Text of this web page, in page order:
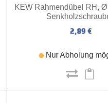
KEW Rahmendübel RH, Ø
2,89 €
Nur Abholung